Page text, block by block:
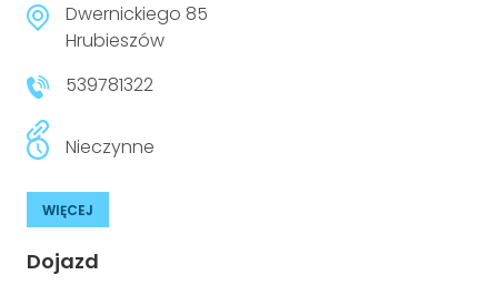
Dwernickiego 85
Hrubieszów
539781322
Nieczynne
WIĘCEJ
Dojazd